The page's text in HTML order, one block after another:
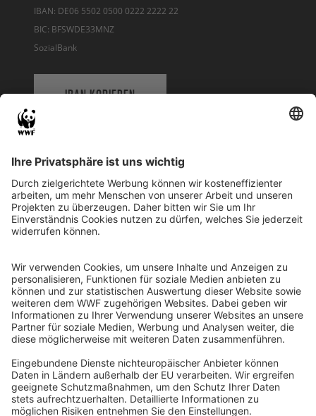
IBAN: DE06 5502 0500 0222 2222 22
BIC: BFSWDE33MNZ
SozialBank
IBAN KOPIEREN
WWF Deutschland
Reinhardtstr. 18
10117 Berlin
Ihre Spende kann steuerlich geltend gemacht werden
Registriert als Stiftung WWF Deutschland, Senatsverwaltung für
Justiz Berlin, Az: 3416/976/2
Umsatzsteuer-Identifikationsnummer: DE 114236103
Freistellungsbescheid: Als gemeinnützige Körperschaft befreit
von der Körperschaftssteuer gem. §5 I 9 KStg. unter der
Steuernummer 27/641/09321